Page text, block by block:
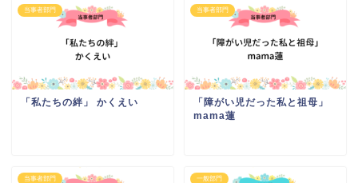
当事者部門
「私たちの絆」 かくえい
当事者部門
「障がい児だった私と祖母」
mama蓮
当事者部門 一般部門